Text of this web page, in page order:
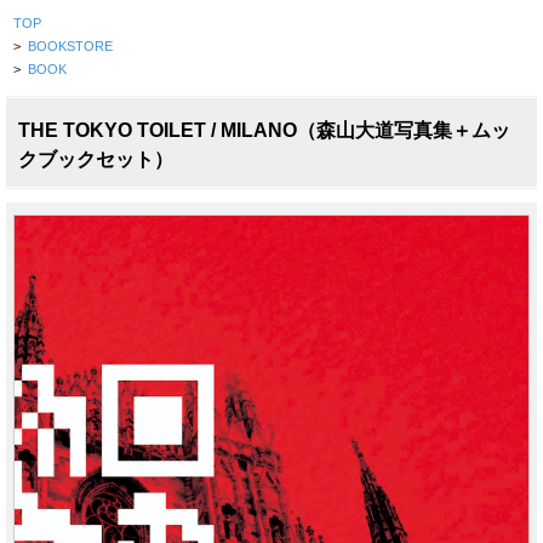
TOP
> BOOKSTORE
> BOOK
THE TOKYO TOILET / MILANO（森山大道写真集＋ムッ
クブックセット）